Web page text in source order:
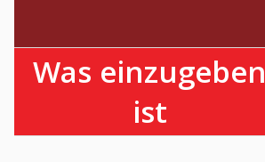
Was einzugeben
ist